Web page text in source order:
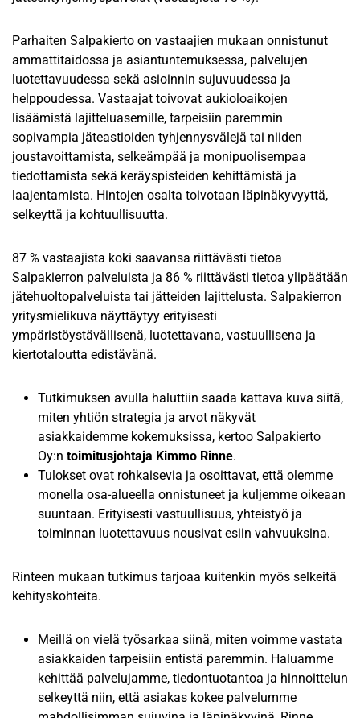
Parhaiten Salpakierto on vastaajien mukaan onnistunut
ammattitaidossa ja asiantuntemuksessa, palvelujen
luotettavuudessa sekä asioinnin sujuvuudessa ja
helppoudessa. Vastaajat toivovat aukioloaikojen
lisäämistä lajitteluasemille, tarpeisiin paremmin
sopivampia jäteastioiden tyhjennysvälejä tai niiden
joustavoittamista, selkeämpää ja monipuolisempaa
tiedottamista sekä keräyspisteiden kehittämistä ja
laajentamista. Hintojen osalta toivotaan läpinäkyvyyttä,
selkeyttä ja kohtuullisuutta.
87 % vastaajista koki saavansa riittävästi tietoa
Salpakierron palveluista ja 86 % riittävästi tietoa ylipäätään
jätehuoltopalveluista tai jätteiden lajittelusta. Salpakierron
yritysmielikuva näyttäytyy erityisesti
ympäristöystävällisenä, luotettavana, vastuullisena ja
kiertotaloutta edistävänä.
Tutkimuksen avulla haluttiin saada kattava kuva siitä,
miten yhtiön strategia ja arvot näkyvät
asiakkaidemme kokemuksissa, kertoo Salpakierto
Oy:n toimitusjohtaja Kimmo Rinne.
Tulokset ovat rohkaisevia ja osoittavat, että olemme
monella osa-alueella onnistuneet ja kuljemme oikeaan
suuntaan. Erityisesti vastuullisuus, yhteistyö ja
toiminnan luotettavuus nousivat esiin vahvuuksina.
Rinteen mukaan tutkimus tarjoaa kuitenkin myös selkeitä
kehityskohteita.
Meillä on vielä työsarkaa siinä, miten voimme vastata
asiakkaiden tarpeisiin entistä paremmin. Haluamme
kehittää palvelujamme, tiedontuotantoa ja hinnoittelun
selkeyttä niin, että asiakas kokee palvelumme